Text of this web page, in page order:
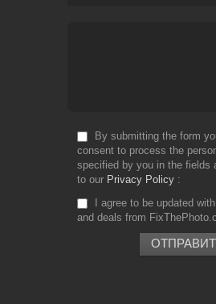
By submitting the form
consent to process the
specified by you in the fields
to our Privacy Policy
I agree to be updated
and deals from